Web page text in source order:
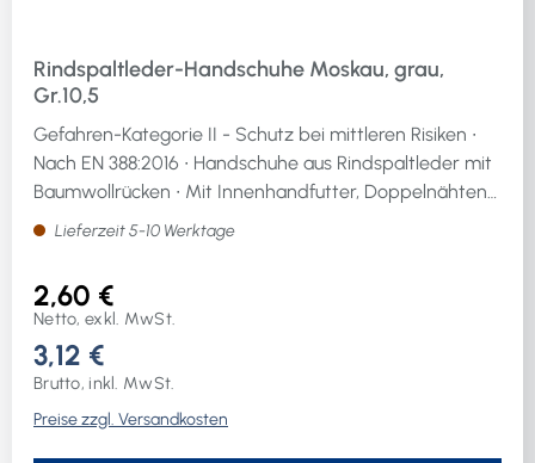
Rindspaltleder-Handschuhe Moskau, grau,
Gr.10,5
Gefahren-Kategorie II - Schutz bei mittleren Risiken ∙
Nach EN 388:2016 ∙ Handschuhe aus Rindspaltleder mit
Baumwollrücken ∙ Mit Innenhandfutter, Doppelnähten
und Segeltuchstulpe ∙ Einheitsgröße ∙ Größe 10,5 ∙ Farbe
Lieferzeit 5-10 Werktage
2,60 €
Netto, exkl. MwSt.
3,12 €
Brutto, inkl. MwSt.
Preise zzgl. Versandkosten